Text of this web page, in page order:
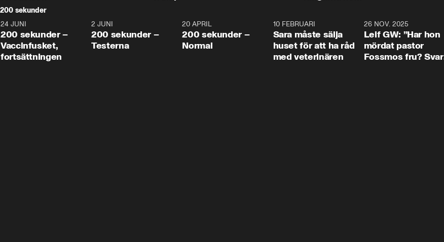
200 sekunder
5:00
24 JUNI
200 sekunder –
Vaccinfusket,
fortsättningen
4:23
2 JUNI
200 sekunder –
Testerna
20 APRIL
200 sekunder –
Normal
10 FEBRUARI
Sara måste sälja
huset för att ha råd
med veterinären
26 NOV. 2025
Leif GW: ”Har hon
mördat pastor
Fossmos fru? Svar